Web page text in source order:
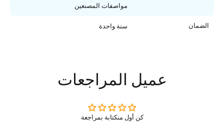
مواصفات المصنعين
الضمان سنة واحدة
عميل المراجعات
كن أول منكتابة بمراجعة